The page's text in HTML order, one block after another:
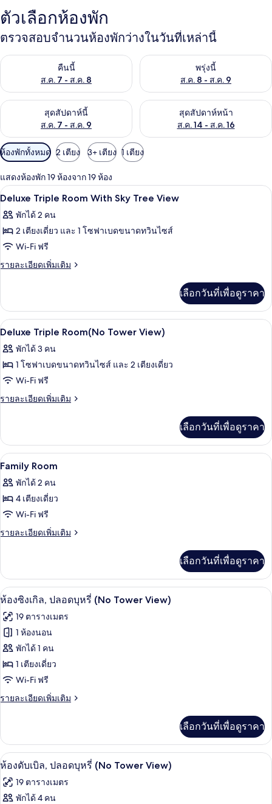
ตัวเลือกห้องพัก
ตรวจสอบจำนวนห้องพักว่างในวันที่เหล่านี้
คืนนี้
ส.ค. 7 - ส.ค. 8
ตรวจสอบจำนวนห้องพักว่างในคืนนี้ ส.ค. 7 - ส.ค. 8พรุ่งนี้
ส.ค. 8 - ส.ค. 9
ตรวจสอบจำนวนห้องพักว่างใน
สุดสัปดาห์นี้
ส.ค. 7 - ส.ค. 9
ตรวจสอบจำนวนห้องพักว่างในสุดสัปดาห์นี้ ส.ค. 7 - ส.ค. 9
สุดสัปดาห์หน้า
ส.ค. 14 - ส.ค. 16
ตรวจสอบจำนวนห้องพักว่างใน
ตัว
กรอง
ที่
มี
ให้
สำหรับ
ห้อง
ห้องพักทั้งหมด 2 เตียง 3+ เตียง 1 เตียง
แสดงห้องพัก 19 ห้องจาก 19 ห้อง
เปิด
ภาพถ่าย
ทั้งหมด
ของ
Deluxe
With
Sky
Tree
View
เครื่องนอนระดับพรีเมียม, ตู้นิรภัยในห้
10
Deluxe Triple Room With Sky Tree View
พักได้ 2 คน
2 เตียงเดี่ยว และ 1 โซฟาเบดขนาดทวินไซส์
Wi-Fi ฟรี
รายละเอียดเพิ่มเติม
ราย
เกี่ยว
กับ
Deluxe
Room
With
Tree
View
เลือกวันที่เพื่อดูราคา
เปิด
ภาพถ่าย
ทั้งหมด
ของ
Deluxe
Tower
View)
เครื่องนอนระดับพรีเมียม, ตู้นิรภัยในห้
4
Deluxe Triple Room(No Tower View)
พักได้ 3 คน
1 โซฟาเบดขนาดทวินไซส์ และ 2 เตียงเดี่ยว
Wi-Fi ฟรี
รายละเอียดเพิ่มเติม
ราย
เกี่ยว
กับ
Deluxe
Room(No
Tower
เลือกวันที่เพื่อดูราคา
เปิด
ภาพถ่าย
ทั้งหมด
ของ
Family
เครื่องนอนระดับพรีเมียม, ตู้นิรภัยในห้
1
Family Room
พักได้ 2 คน
4 เตียงเดี่ยว
Wi-Fi ฟรี
รายละเอียดเพิ่มเติม
ราย
เกี่ยว
กับ
Family
เลือกวันที่เพื่อดูราคา
เปิด
ภาพถ่าย
ทั้งหมด
ของ
ห้อง
ซิงเกิล,
ปลอด
(No
Tower
View)
ห้องซิงเกิล, ปลอดบุหรี่ (No Tower
4
ห้องซิงเกิล, ปลอดบุหรี่ (No Tower View)
19 ตารางเมตร
1 ห้องนอน
พักได้ 1 คน
1 เตียงเดี่ยว
Wi-Fi ฟรี
รายละเอียดเพิ่มเติม
ราย
เกี่ยว
กับ
ห้อง
ปลอด
บุหรี่
เลือกวันที่เพื่อดูราคา
เปิด
ภาพถ่าย
ทั้งหมด
ห้องดับเบิล, ปลอดบุหรี่ (No Tower
5
ห้องดับเบิล, ปลอดบุหรี่ (No Tower View)
19 ตารางเมตร
พักได้ 4 คน